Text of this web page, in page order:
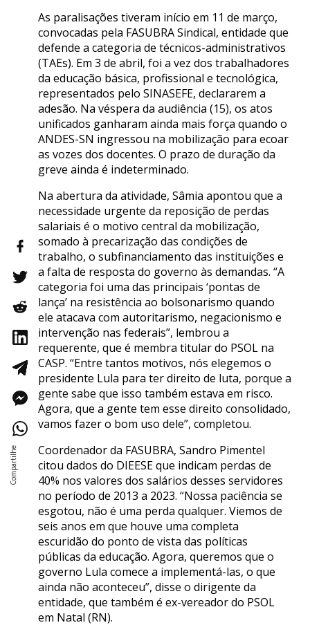
As paralisações tiveram início em 11 de março,
convocadas pela FASUBRA Sindical, entidade que
defende a categoria de técnicos-administrativos
(TAEs). Em 3 de abril, foi a vez dos trabalhadores
da educação básica, profissional e tecnológica,
representados pelo SINASEFE, declararem a
adesão. Na véspera da audiência (15), os atos
unificados ganharam ainda mais força quando o
ANDES-SN ingressou na mobilização para ecoar
as vozes dos docentes. O prazo de duração da
greve ainda é indeterminado.
Na abertura da atividade, Sâmia apontou que a
necessidade urgente da reposição de perdas
salariais é o motivo central da mobilização,
somado à precarização das condições de
trabalho, o subfinanciamento das instituições e
a falta de resposta do governo às demandas. “A
categoria foi uma das principais ‘pontas de
lança’ na resistência ao bolsonarismo quando
ele atacava com autoritarismo, negacionismo e
intervenção nas federais”, lembrou a
requerente, que é membra titular do PSOL na
CASP. “Entre tantos motivos, nós elegemos o
presidente Lula para ter direito de luta, porque a
gente sabe que isso também estava em risco.
Agora, que a gente tem esse direito consolidado,
vamos fazer o bom uso dele”, completou.
Coordenador da FASUBRA, Sandro Pimentel
citou dados do DIEESE que indicam perdas de
40% nos valores dos salários desses servidores
no período de 2013 a 2023. “Nossa paciência se
esgotou, não é uma perda qualquer. Viemos de
seis anos em que houve uma completa
escuridão do ponto de vista das políticas
públicas da educação. Agora, queremos que o
governo Lula comece a implementá-las, o que
ainda não aconteceu”, disse o dirigente da
entidade, que também é ex-vereador do PSOL
em Natal (RN).